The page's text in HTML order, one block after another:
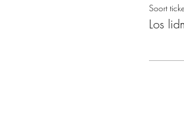
Soort
Los